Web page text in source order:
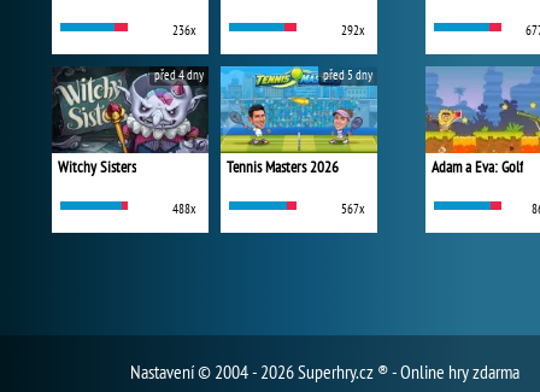
236x 292x
Witchy Sisters
488x
před 4 dny
Tennis Masters 2026
567x
před 5 dny
Adam a Eva: Golf
Nastavení© 2004 - 2026 Superhry.cz ® - Online hry zdarma